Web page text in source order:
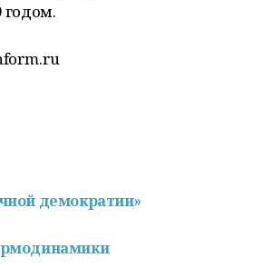
годом.
демократии»